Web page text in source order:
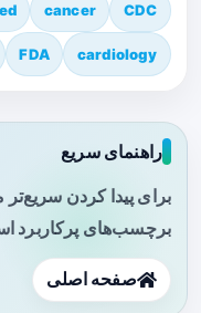
CDC
cancer
cardiology
FDA
راهنمای سریع
برای پیدا کردن
برچسب‌های پرکاربرد
صفحه اصلی